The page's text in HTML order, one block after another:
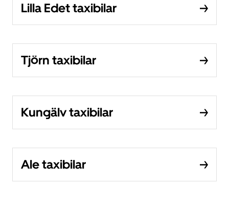
Lilla Edet taxibilar
Tjörn taxibilar
Kungälv taxibilar
Ale taxibilar